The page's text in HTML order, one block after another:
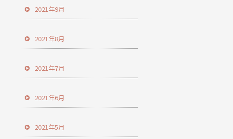
2021年9月
2021年8月
2021年7月
2021年6月
2021年5月